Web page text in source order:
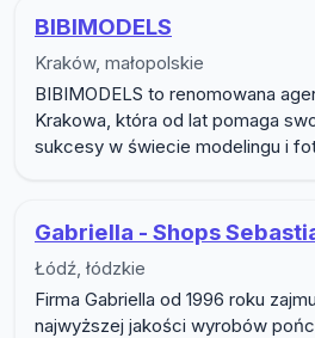
BIBIMODELS
Kraków, małopolskie
BIBIMODELS to renomowana
Krakowa, która od lat pomaga
sukcesy w świecie modelingu i
Gabriella - Shops
Łódź, łódzkie
Firma Gabriella od 1996 roku
najwyższej jakości wyrobów